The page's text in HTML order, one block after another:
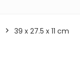
‎39 x 27.5 x 11 cm